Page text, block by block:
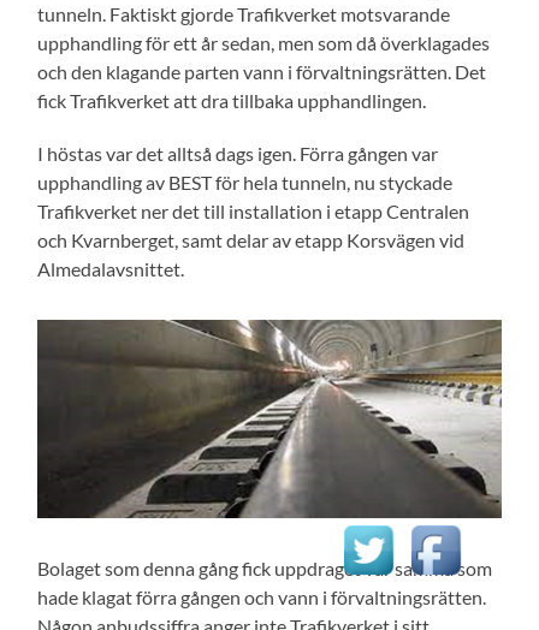
tunneln. Faktiskt gjorde Trafikverket motsvarande
upphandling för ett år sedan, men som då överklagades
och den klagande parten vann i förvaltningsrätten. Det
fick Trafikverket att dra tillbaka upphandlingen.
I höstas var det alltså dags igen. Förra gången var
upphandling av BEST för hela tunneln, nu styckade
Trafikverket ner det till installation i etapp Centralen
och Kvarnberget, samt delar av etapp Korsvägen vid
Almedalavsnittet.
Bolaget som denna gång fick uppdraget var samma som
hade klagat förra gången och vann i förvaltningsrätten.